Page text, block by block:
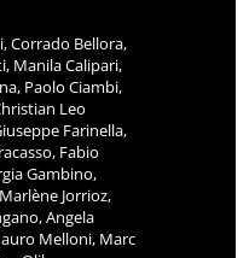
Corrado Bellora,
Manila Calipari,
Paolo Ciambi,
Leo
Farinella,
Fabio
Gambino,
Jorrioz,
Angela
Melloni, Marc